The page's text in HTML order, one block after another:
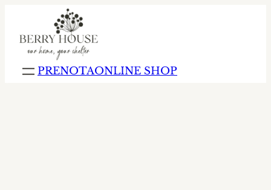
agriturismo altopiano della vigolana
PRENOTAONLINE SHOP